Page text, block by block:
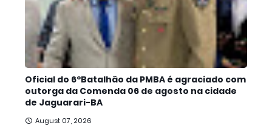
Oficial do 6ºBatalhão da PMBA é agraciado com
outorga da Comenda 06 de agosto na cidade
de Jaguarari-BA
August 07, 2026